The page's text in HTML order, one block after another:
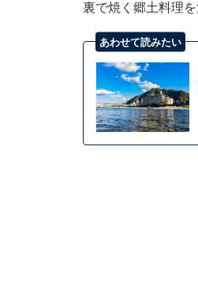
裏で焼く郷土料理
あわせて読みたい